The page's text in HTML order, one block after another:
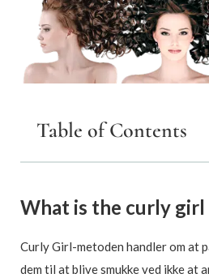
Table of Contents
What is the curly girl
Curly Girl-metoden handler om at
dem til at blive smukke ved ikke at